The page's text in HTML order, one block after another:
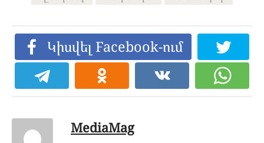
Կիսվել Facebook-ում
MediaMag